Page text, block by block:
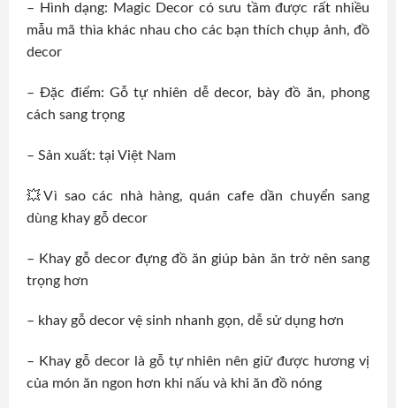
– Hình dạng: Magic Decor có sưu tầm được rất nhiều
mẫu mã thìa khác nhau cho các bạn thích chụp ảnh, đồ
decor
– Đặc điểm: Gỗ tự nhiên dễ decor, bày đồ ăn, phong
cách sang trọng
– Sản xuất: tại Việt Nam
💥Vì sao các nhà hàng, quán cafe dần chuyển sang
dùng khay gỗ decor
– Khay gỗ decor đựng đồ ăn giúp bàn ăn trở nên sang
trọng hơn
– khay gỗ decor vệ sinh nhanh gọn, dễ sử dụng hơn
– Khay gỗ decor là gỗ tự nhiên nên giữ được hương vị
của món ăn ngon hơn khi nấu và khi ăn đồ nóng